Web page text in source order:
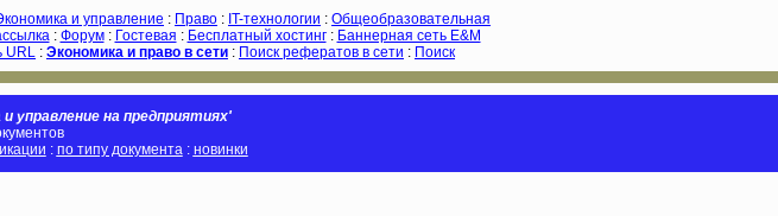
и управление : Право : IT-технологии : Общеобразовательная
: Форум: Гостевая : Бесплатный хостинг: Баннерная сеть E&M
URL : Экономика и право в сети : Поиск рефератов в сети : Поиск
управление на предприятиях'
: по типу документа: новинки